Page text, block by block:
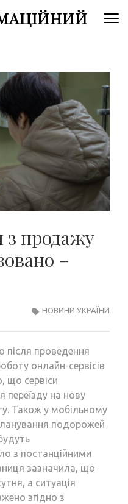
з продажу
–
НОВИНИ УКРАЇНИ
після проведення
онлайн-сервісів
що сервіси
переїзду на нову
Також у мобільному
подорожей
з постанційними
зазначила, що
а ситуація
згідно з